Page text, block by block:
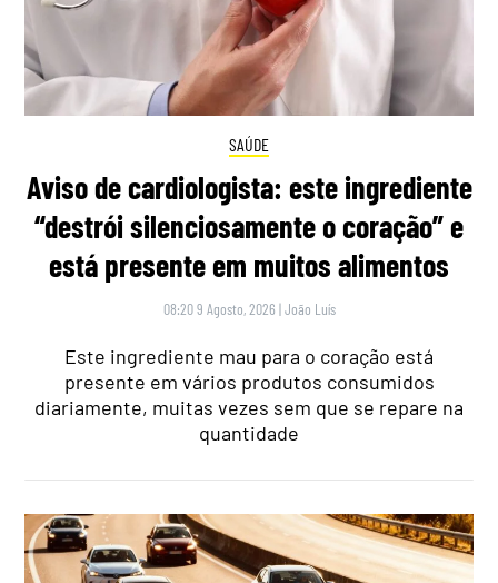
SAÚDE
Aviso de cardiologista: este ingrediente
“destrói silenciosamente o coração” e
está presente em muitos alimentos
08:20 9 Agosto, 2026 |João Luís
Este ingrediente mau para o coração está
presente em vários produtos consumidos
diariamente, muitas vezes sem que se repare na
quantidade